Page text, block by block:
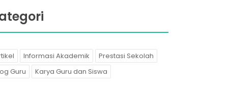
Informasi Akademik
Prestasi Sekolah
Guru
Karya Guru dan Siswa